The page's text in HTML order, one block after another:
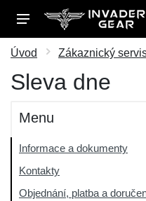
Úvod Zákaznický
Sleva dne
Menu
Informace a dokumenty
Kontakty
Objednání, platba a